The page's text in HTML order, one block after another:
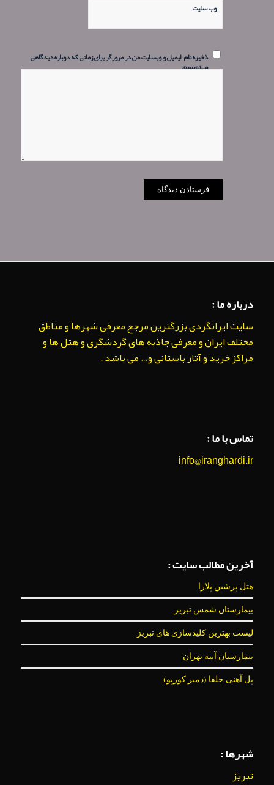
وب‌ سایت
ذخیره نام، ایمیل و وبسایت من در مرورگر برای زمانی که دوباره دیدگاهی
می‌نویسم.
درباره ما :
سایت ایرانگردی بزرگترین مرجع معرفی شهرها و مناطق
مختلف ایران و معرفی جاذبه های گردشگری و هتل ها و
مراکز خرید و آثار باستانی و… می باشد .
تماس با ما :
info@iranghardi.ir
آخرین مطالب سایت :
هتل پرشین پلازا
بیمارستان شمس تبریز
لیست بهترین کلیدسازی های تبریز
بیمارستان آتیه تهران
پل آهنی جلفا (دمیر کورپو)
شهرها :
تبریز